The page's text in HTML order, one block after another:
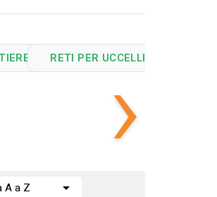
RETI PER UCCELLI
›
A a Z 